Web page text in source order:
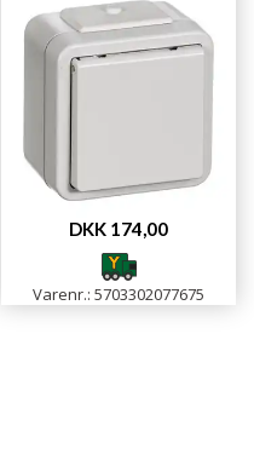
DKK 174,00
Varenr.: 5703302077675